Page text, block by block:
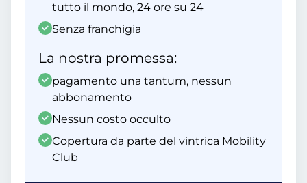
tutto il mondo, 24 ore su 24
Senza franchigia
La nostra promessa:
pagamento una tantum, nessun
abbonamento
Nessun costo occulto
Copertura da parte del vintrica Mobility
Club